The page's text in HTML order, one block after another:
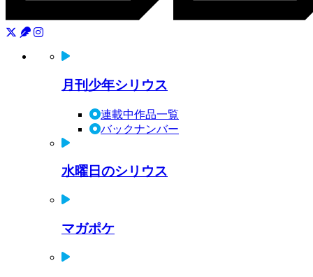
月刊少年シリウス
連載中作品一覧
バックナンバー
水曜日のシリウス
マガポケ